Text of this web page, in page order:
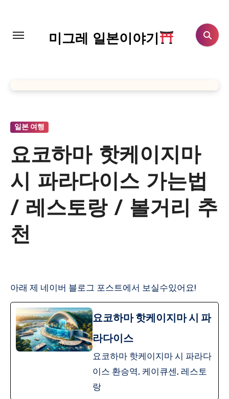
content
미그레 일본이야기
일본 여행
요코하마 핫케이지마
시 파라다이스 가는법
/ 레스토랑 / 볼거리 추
천
아래 제 네이버 블로그 포스트에서 보실수있어요!
요코하마 핫케이지마 시 파
라다이스
요코하마 핫케이지마 시 파라다
이스 환승역, 케이큐센, 레스토
랑